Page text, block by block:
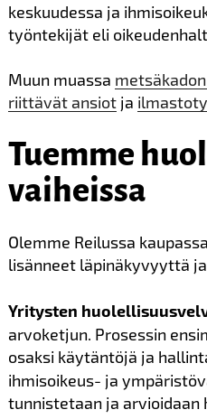
keskuudessa ja
työntekijät eli
Muun muassa
riittävät ansiotja
Tuemme
vaiheissa
Olemme Reilussa
lisänneet läpinäkyvyyttä
Yritysten
arvoketjun. Prosessin
osaksi käytäntöjä ja
ihmisoikeus- ja
tunnistetaan ja